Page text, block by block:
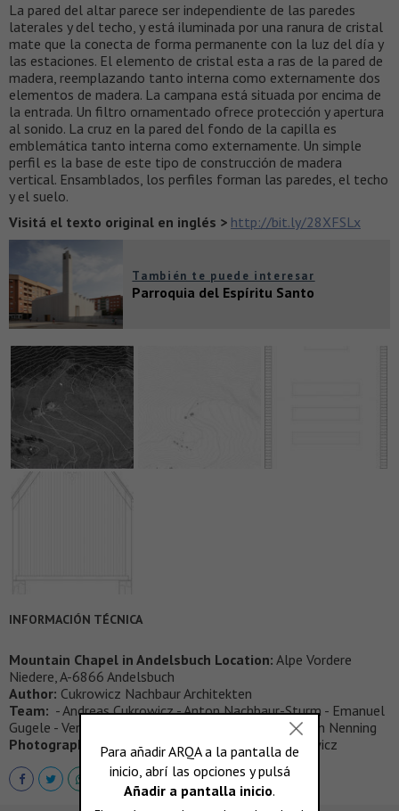
La pared del altar parece ser independiente de las paredes
laterales y del techo, y está iluminada por una ranura de cristal
mate que la conecta de forma permanente con la luz del día y
las estaciones. El elemento de cristal esta a ras de la pared de
madera, reemplazando tanto interna como externamente dos
elementos de madera. La campana está situada por encima de
la entrada. Un filtro ornamentado ofrece protección y apertura
al sonido. La cruz en la pared del fondo de la capilla es
emblemática tanto interna como externamente. Un simple
perfil es la base de este tipo de construcción de madera
vertical. Ensamblados, los perfiles forman las paredes, el techo
y el suelo.
Visitá el texto original en inglés > http://bit.ly/28XFSLx
También te puede interesar
Parroquia del Espíritu Santo
INFORMACIÓN TÉCNICA
Mountain Chapel in Andelsbuch Location: Alpe Vordere
Niedere, A-6866 Andelsbuch
Author: Cukrowicz Nachbaur Architekten
Team: - Andreas Cukrowicz - Anton Nachbaur-Sturm - Emanuel
Gugele - Vera Hagspiel - Christian Schmölz - Hermann Nenning
Photography:
Hanspeter Schiess & Andreas Cukrowicz